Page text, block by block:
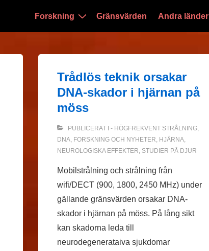
Huvudnavigering
Forskning Gränsvärden Andra länder
Trådlös teknik orsakar
DNA-skador i hjärnan på
möss
PUBLICERAT I - HÖGFREKVENT STRÅLNING,
DNA, FORSKNING OCH NYHETER HJÄRNA,
NEUROLOGISKA EFFEKTER STUDIER PÅ DJUR
Mobilstrålning och strålning från
wifi/DECT (900, 1800, 2450 MHz) under
gällande gränsvärden orsakar DNA-
skador i hjärnan på möss. På lång sikt
kan skadorna leda till
neurodegenerataiva sjukdomar